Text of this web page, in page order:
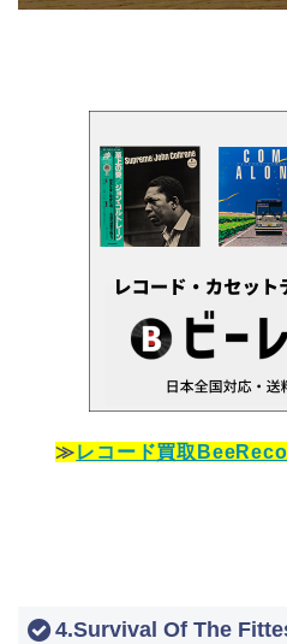
≫レコード買取
4.Survival Of The